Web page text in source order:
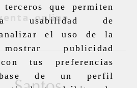
que permiten
usabilidad de
analizar el uso de la
publicidad
tus preferencias
de un perfil
online